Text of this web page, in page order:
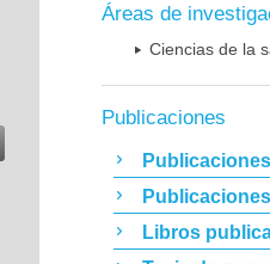
Áreas de
Ciencias de la
Publicaciones
Libros